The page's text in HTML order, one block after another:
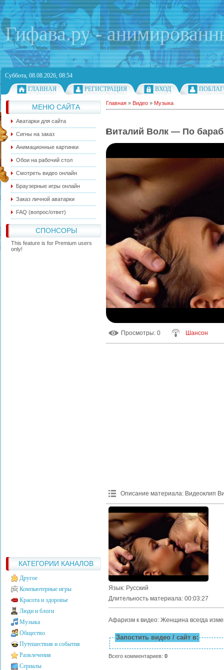
Гифава.ру -
Суббота, 08.08.2026, 08:54
ГЛАВНАЯ
РЕГИСТРАЦИЯ ВХОД
МЕНЮ САЙТА
Аватарки для сайта
Сигны на заказ
Анимационные картинки
Обои на рабочий стол
Смотреть видео онлайн
Браузерные игры онлайн
Заказ личной аватарки
FAQ (вопрос/ответ)
СПОНСОРЫ
This feature is for Premium users
only!
КАТЕГОРИИ КАНАЛОВ
Другое
Компьютерные игры
Красота и здоровье
Люди и блоги
Музыка
Общество
Путешествия и события
Развлечения
Сериалы
Главная » Видео » Музыка
Виталий Волк — По
Просмотры: 0 Шансон
Описание материала: Видеоклип
Язык: Русский
Длительность материала: 00:03:27
Афаризм к видео: Женщина всегда
Запостить видео / сайт в:
Всего комментариев: 0